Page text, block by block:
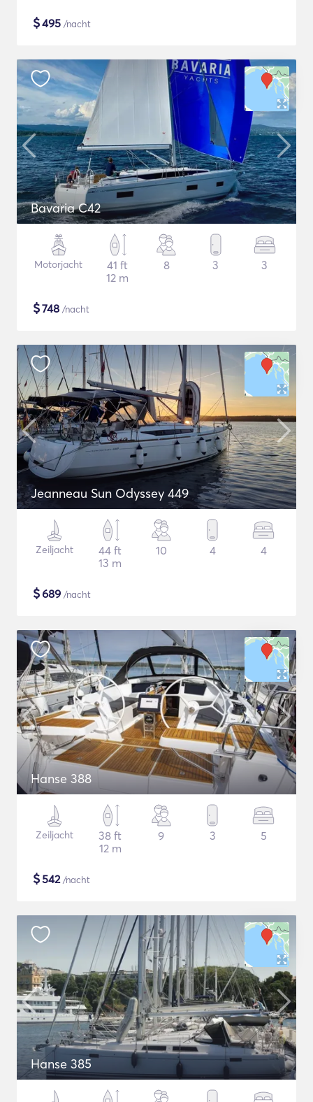
$495 /nacht
Bavaria C42
Motorjacht
41 ft
12 m
8 3 3
$748 /nacht
Jeanneau Sun Odyssey 449
Zeiljacht
44 ft
13 m
10 4 4
$689 /nacht
Hanse 388
Zeiljacht
38 ft
12 m
9 3 5
$542/nacht
Hanse 385